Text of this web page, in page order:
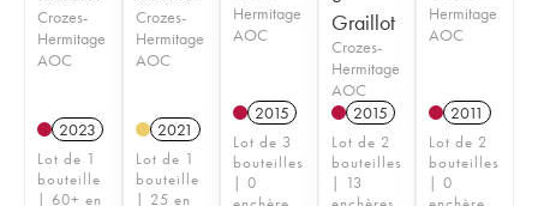
Crozes-
Hermitage
AOC
2023
Lot de 1
bouteille
| 60+ en
Crozes-
Hermitage
AOC
2021
Lot de 1
bouteille
| 25 en
Hermitage
AOC
2015
Lot de 3
bouteilles
| 0
Graillot
Crozes-
Hermitage
AOC
2015
Lot de 2
bouteilles
| 13
Hermitage
AOC
2011
Lot de 2
bouteilles
| 0